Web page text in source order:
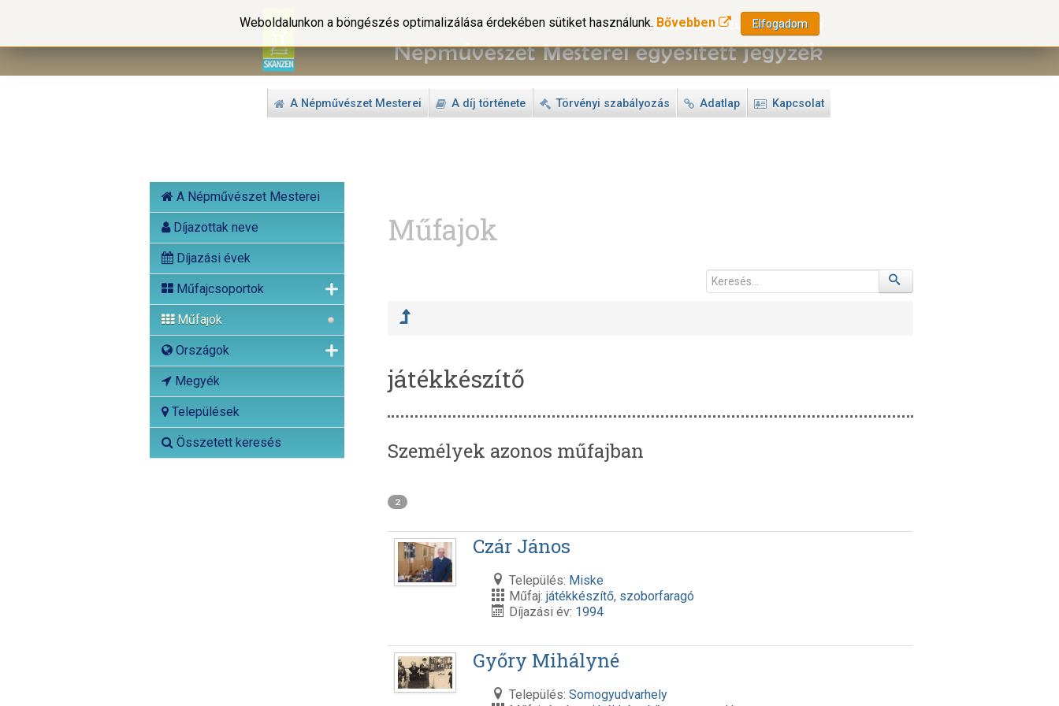
A Népművészet Mesterei A díj története Törvényi szabályozás Adatlap Kapcsolat
A Népművészet Mesterei
Díjazottak neve
Díjazási évek
Műfajcsoportok
Műfajok
Országok
Megyék
Települések
Összetett keresés
Weboldalunkon a böngészés optimalizálása érdekében sütiket használunk. Bővebben Elfogadom
Műfajok
játékkészítő
Személyek azonos műfajban
2
Czár János
Település: Miske
Műfaj:játékkészítő, szoborfaragó
Díjazási év: 1994
Győry Mihályné
Település:Somogyudvarhely